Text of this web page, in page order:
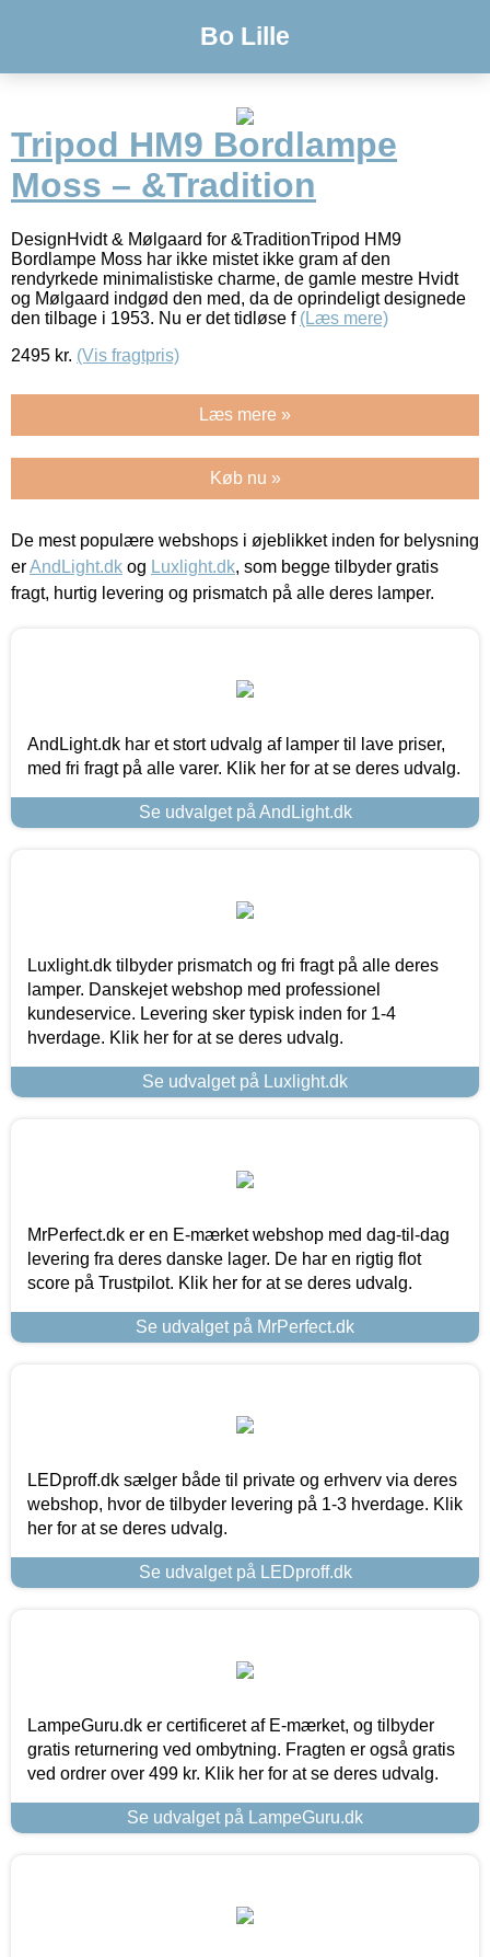
Bo Lille
Tripod HM9 Bordlampe
Moss – &Tradition
DesignHvidt & Mølgaard for &TraditionTripod HM9
Bordlampe Moss har ikke mistet ikke gram af den
rendyrkede minimalistiske charme, de gamle mestre Hvidt
og Mølgaard indgød den med, da de oprindeligt designede
den tilbage i 1953. Nu er det tidløse f (Læs mere)
2495 kr. (Vis fragtpris)
Læs mere »
Køb nu »
De mest populære webshops i øjeblikket inden for belysning
erAndLight.dk og Luxlight.dk, som begge tilbyder gratis
fragt, hurtig levering og prismatch på alle deres lamper.
AndLight.dk har et stort udvalg af lamper til lave priser,
med fri fragt på alle varer. Klik her for at se deres udvalg.
Se udvalget på AndLight.dk
Luxlight.dk tilbyder prismatch og fri fragt på alle deres
lamper. Danskejet webshop med professionel
kundeservice. Levering sker typisk inden for 1-4
hverdage. Klik her for at se deres udvalg.
Se udvalget på Luxlight.dk
MrPerfect.dk er en E-mærket webshop med dag-til-dag
levering fra deres danske lager. De har en rigtig flot
score på Trustpilot. Klik her for at se deres udvalg.
Se udvalget på MrPerfect.dk
LEDproff.dk sælger både til private og erhverv via deres
webshop, hvor de tilbyder levering på 1-3 hverdage. Klik
her for at se deres udvalg.
Se udvalget på LEDproff.dk
LampeGuru.dk er certificeret af E-mærket, og tilbyder
gratis returnering ved ombytning. Fragten er også gratis
ved ordrer over 499 kr. Klik her for at se deres udvalg.
Se udvalget på LampeGuru.dk